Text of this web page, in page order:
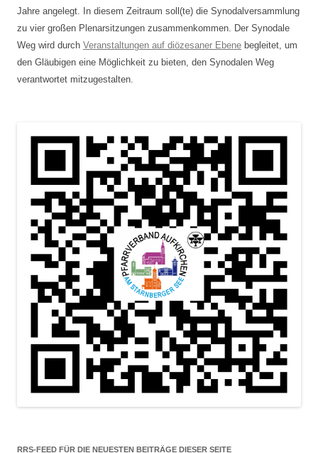
Jahre angelegt. In diesem Zeitraum soll(te) die Synodalversammlung
zu vier großen Plenarsitzungen zusammenkommen. Der Synodale
Weg wird durch Veranstaltungen auf diözesaner Ebene begleitet, um
den Gläubigen eine Möglichkeit zu bieten, den Synodalen Weg
verantwortet mitzugestalten.
RRS-FEED FÜR DIE NEUESTEN BEITRÄGE DIESER SEITE